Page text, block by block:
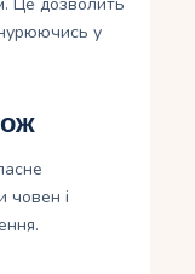
у
човен і